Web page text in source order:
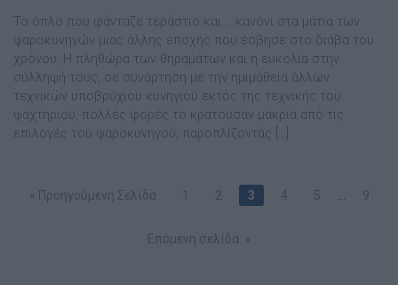
Το όπλο που φάνταζε τεράστιο και…. κανόνι στα μάτια των
ψαροκυνηγών μιας άλλης εποχής που έσβησε στο διάβα του
χρόνου. Η πληθώρα των θηραμάτων και η ευκολία στην
σύλληψή τους, σε συνάρτηση με την ημιμάθεια άλλων
τεχνικών υποβρύχιου κυνηγιού εκτός της τεχνικής του
ψαχτηριού, πολλές φορές το κρατούσαν μακριά από τις
επιλογές του ψαροκυνηγού, παροπλίζοντάς […]
« Προηγούμενη Σελίδα 1 2 3 4 5 9
Επόμενη σελίδα: »